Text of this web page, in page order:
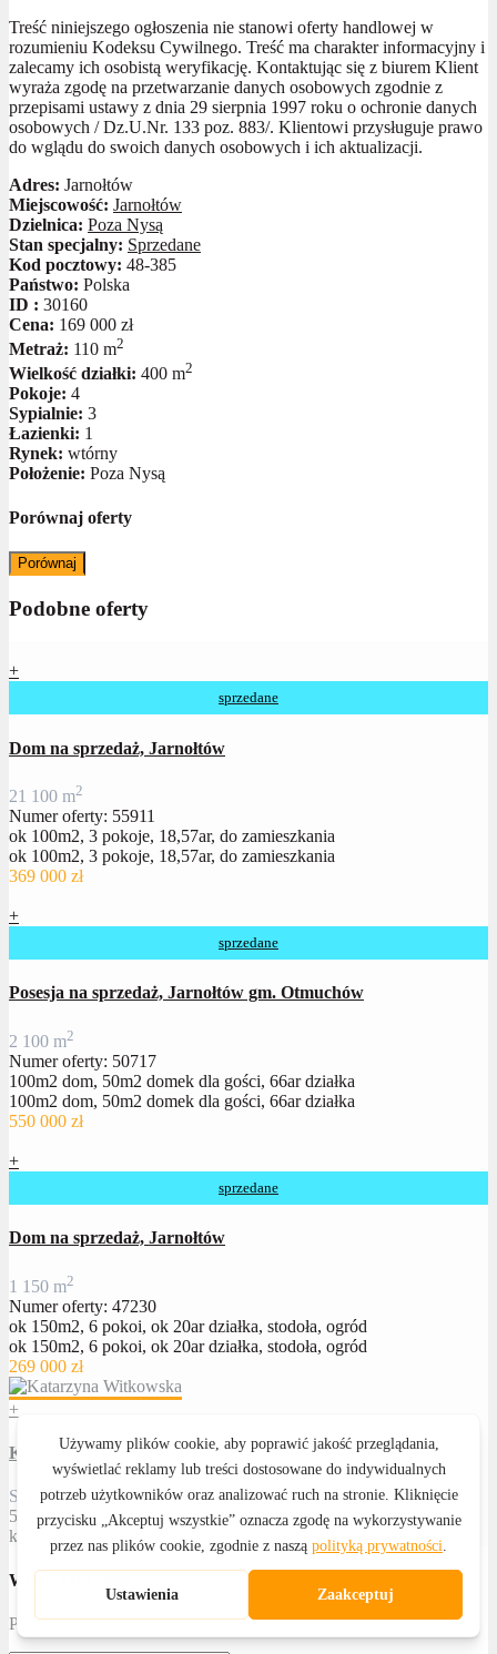
Treść niniejszego ogłoszenia nie stanowi oferty handlowej w
rozumieniu Kodeksu Cywilnego. Treść ma charakter informacyjny i
zalecamy ich osobistą weryfikację. Kontaktując się z biurem Klient
wyraża zgodę na przetwarzanie danych osobowych zgodnie z
przepisami ustawy z dnia 29 sierpnia 1997 roku o ochronie danych
osobowych / Dz.U.Nr. 133 poz. 883/. Klientowi przysługuje prawo
do wglądu do swoich danych osobowych i ich aktualizacji.
Adres: Jarnołtów
Miejscowość: Jarnołtów
Dzielnica: Poza Nysą
Stan specjalny: Sprzedane
Kod pocztowy: 48-385
Państwo: Polska
ID : 30160
Cena: 169 000 zł
Metraż: 110 m2
Wielkość działki: 400 m2
Pokoje: 4
Sypialnie: 3
Łazienki: 1
Rynek: wtórny
Położenie: Poza Nysą
Porównaj oferty
Porównaj
Podobne oferty
+
sprzedane
Dom na sprzedaż, Jarnołtów
21 100 m2
Numer oferty: 55911
ok 100m2, 3 pokoje, 18,57ar, do zamieszkania
ok 100m2, 3 pokoje, 18,57ar, do zamieszkania
369 000 zł
+
sprzedane
Posesja na sprzedaż, Jarnołtów gm. Otmuchów
2 100 m2
Numer oferty: 50717
100m2 dom, 50m2 domek dla gości, 66ar działka
100m2 dom, 50m2 domek dla gości, 66ar działka
550 000 zł
+
sprzedane
Dom na sprzedaż, Jarnołtów
1 150 m2
Numer oferty: 47230
ok 150m2, 6 pokoi, ok 20ar działka, stodoła, ogród
ok 150m2, 6 pokoi, ok 20ar działka, stodoła, ogród
269 000 zł
+
Katarzyna Witkowska
Specjalista ds. nieruchomości
502 601 459
kwitkowska@royalhome24.pl
Wyślij zapytanie
Proszę określić temat